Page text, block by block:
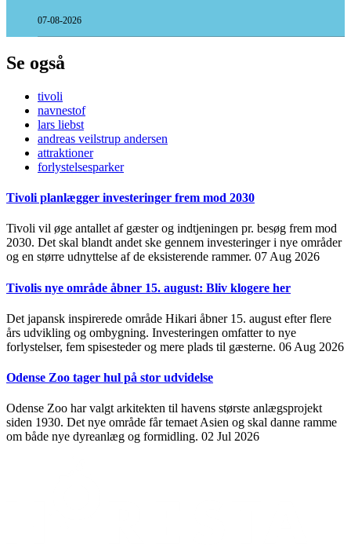
07-08-2026
Se også
tivoli
navnestof
lars liebst
andreas veilstrup andersen
attraktioner
forlystelsesparker
Tivoli planlægger investeringer frem mod 2030
Tivoli vil øge antallet af gæster og indtjeningen pr. besøg frem mod
2030. Det skal blandt andet ske gennem investeringer i nye områder
og en større udnyttelse af de eksisterende rammer. 07 Aug 2026
Tivolis nye område åbner 15. august: Bliv klogere her
Det japansk inspirerede område Hikari åbner 15. august efter flere
års udvikling og ombygning. Investeringen omfatter to nye
forlystelser, fem spisesteder og mere plads til gæsterne. 06 Aug 2026
Odense Zoo tager hul på stor udvidelse
Odense Zoo har valgt arkitekten til havens største anlægsprojekt
siden 1930. Det nye område får temaet Asien og skal danne ramme
om både nye dyreanlæg og formidling. 02 Jul 2026